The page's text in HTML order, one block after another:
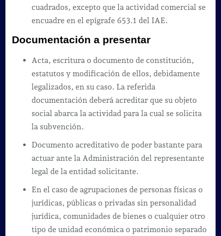
cuadrados, excepto que la actividad comercial se
encuadre en el epígrafe 653.1 del IAE.
Documentación a presentar
Acta, escritura o documento de constitución,
estatutos y modificación de ellos, debidamente
legalizados, en su caso. La referida
documentación deberá acreditar que su objeto
social abarca la actividad para la cual se solicita
la subvención.
Documento acreditativo de poder bastante para
actuar ante la Administración del representante
legal de la entidad solicitante.
En el caso de agrupaciones de personas físicas o
jurídicas, públicas o privadas sin personalidad
jurídica, comunidades de bienes o cualquier otro
tipo de unidad económica o patrimonio separado